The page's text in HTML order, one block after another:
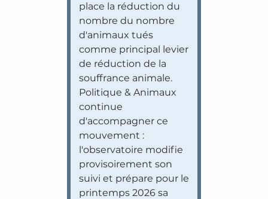
place la réduction du
nombre du nombre
d'animaux tués
comme principal levier
de réduction de la
souffrance animale.
Politique & Animaux
continue
d'accompagner ce
mouvement :
l'observatoire modifie
provisoirement son
suivi et prépare pour le
printemps 2026 sa